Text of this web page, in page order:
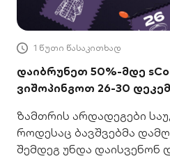
1 წუთი წასაკითხად
დაიბრუნეთ 50%-მდე
ვიშოპინგოთ 26-30
ზამთრის არდადეგები
როდესაც ბავშვებმა
შემდეგ უნდა დაისვენონ